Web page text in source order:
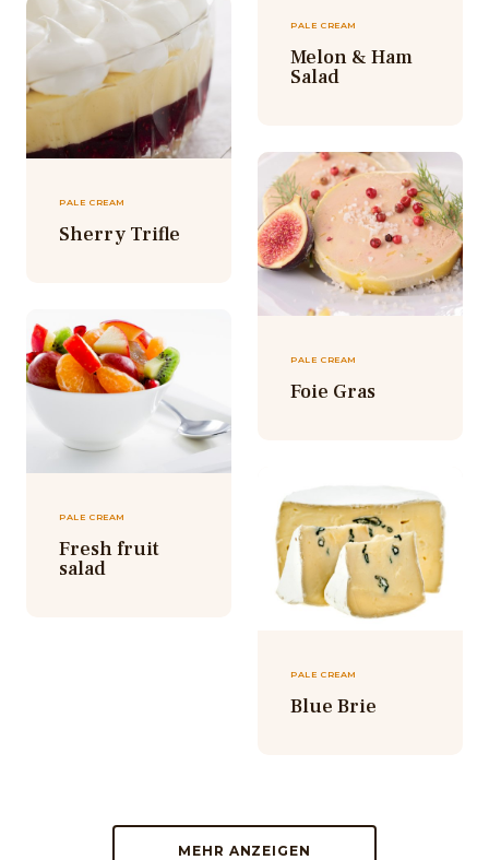
PALE CREAM
Melon & Ham
Salad
PALE CREAM
Sherry Trifle
PALE CREAM
Foie Gras
PALE CREAM
Fresh fruit
salad
PALE CREAM
Blue Brie
MEHR ANZEIGEN